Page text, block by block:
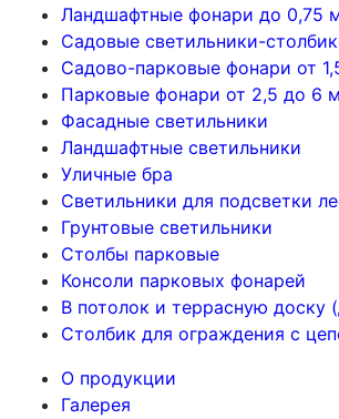
Ландшафтные фонари до 0,75
Садовые светильники-
Садово-парковые фонари от
Парковые фонари от 2,5 до 6
Фасадные светильники
Ландшафтные светильники
Уличные бра
Светильники для подсветки
Грунтовые светильники
Столбы парковые
Консоли парковых фонарей
В потолок и террасную доску
Столбик для ограждения с
О продукции
Галерея